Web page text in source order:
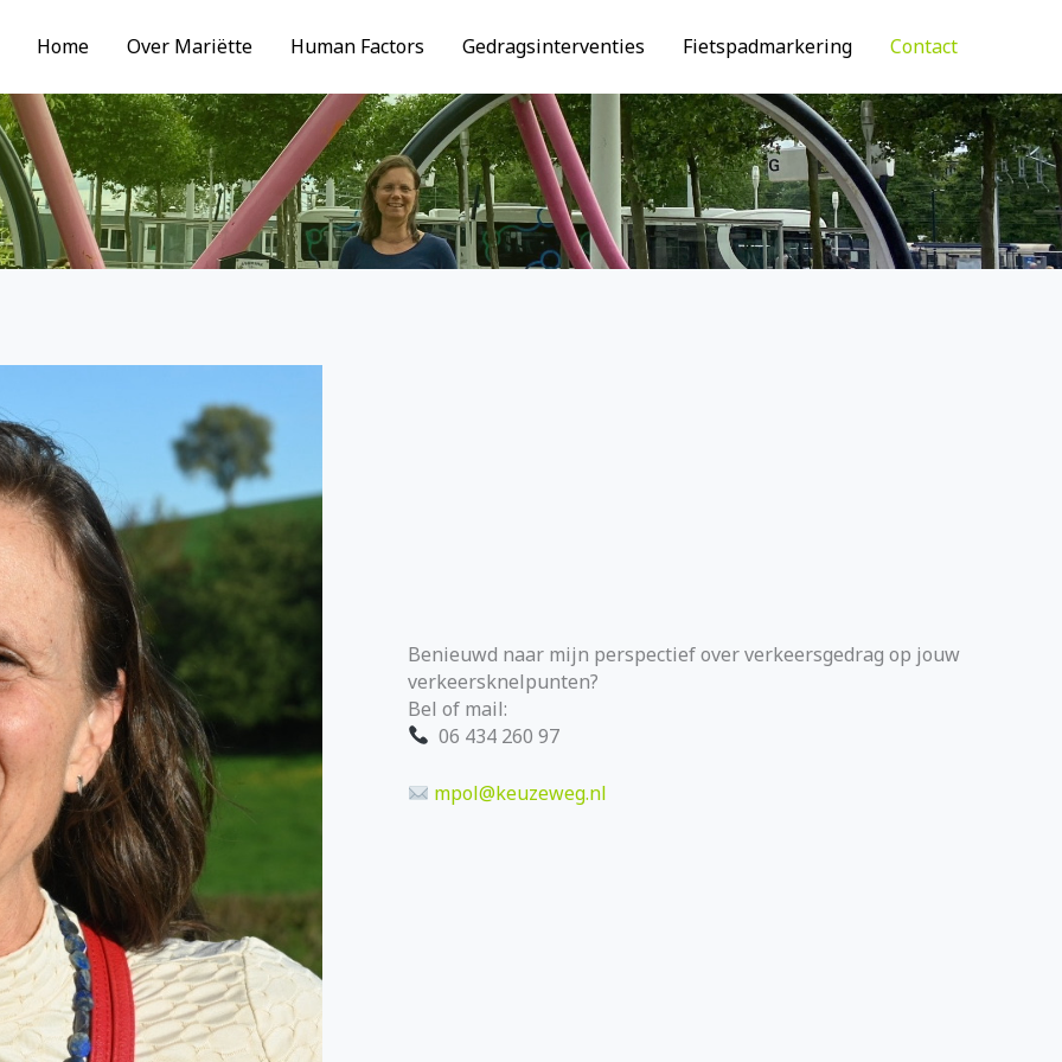
Home Over Mariëtte Human Factors Gedragsinterventies Fietspadmarkering Contact
Benieuwd naar mijn perspectief over verkeersgedrag op jouw
verkeersknelpunten?
Bel of mail:
06 434 260 97
mpol@keuzeweg.nl